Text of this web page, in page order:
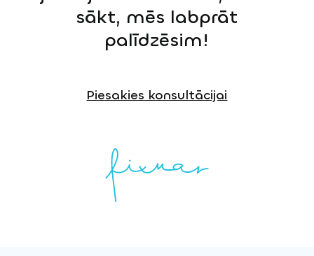
sākt, mēs labprāt
palīdzēsim!
Piesakies konsultācijai